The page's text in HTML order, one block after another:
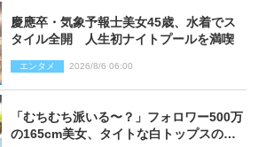
慶應卒・気象予報士美女45歳、水着でス
タイル全開 人生初ナイトプールを満喫
エンタメ 2026/8/6 06:00
「むちむち派いる〜？」フォロワー500万
の165cm美女、タイトな白トップスの抜